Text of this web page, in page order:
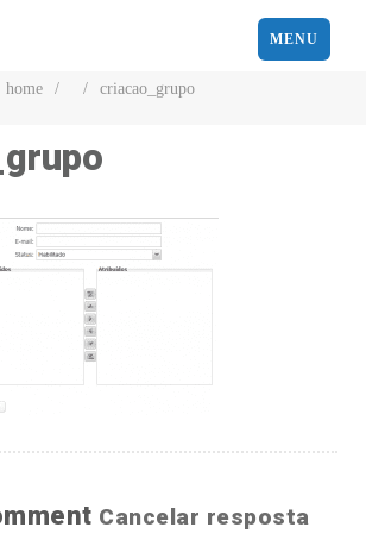
MENU
home / / criacao_grupo
Cancelar resposta